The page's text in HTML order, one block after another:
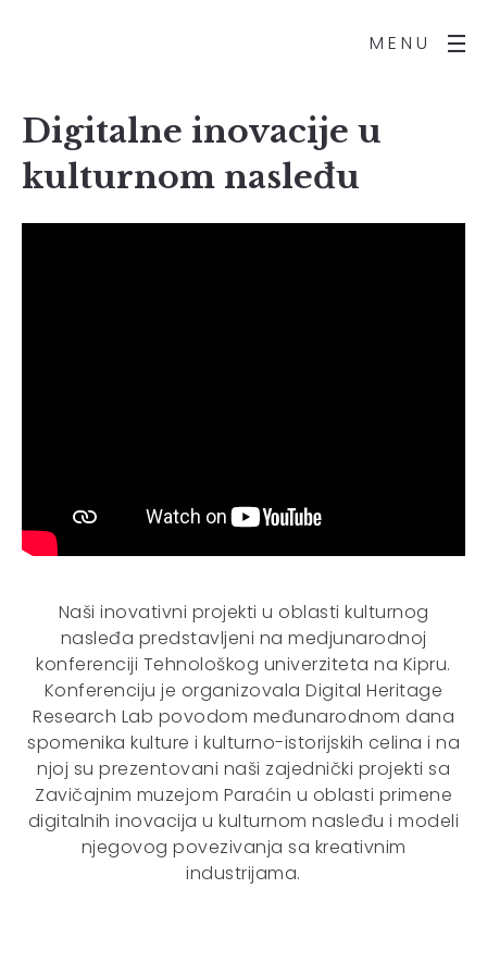
MENU
Digitalne inovacije u
kulturnom nasleđu
Naši inovativni projekti u oblasti kulturnog
nasleđa predstavljeni na medjunarodnoj
konferenciji Tehnološkog univerziteta na Kipru.
Konferenciju je organizovala Digital Heritage
Research Lab povodom međunarodnom dana
spomenika kulture i kulturno-istorijskih celina i na
njoj su prezentovani naši zajednički projekti sa
Zavičajnim muzejom Paraćin u oblasti primene
digitalnih inovacija u kulturnom nasleđu i modeli
njegovog povezivanja sa kreativnim
industrijama.